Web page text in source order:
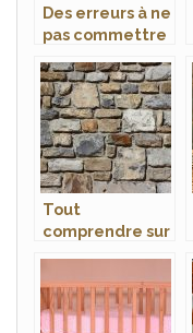
Des erreurs à ne
pas commettre
rénovation de
votre maison
Tout
comprendre sur
d’une maison